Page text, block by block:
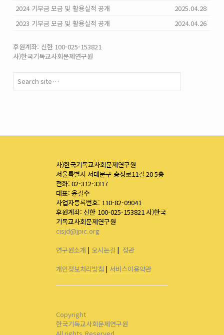
2024 기부금 모금 및 활용실적 공개
2025.04.28
2023 기부금 모금 및 활용실적 공개
2024.04.26
후원계좌: 신한 100-025-153821
사)한국기독교사회문제연구원
사)한국기독교사회문제연구원
서울특별시 서대문구 충정로11길 20 5층
전화: 02-312-3317
대표: 윤길수
사업자등록번호: 110-82-09041
후원계좌: 신한 100-025-153821 사)한국
기독교사회문제연구원
cisjd@jpic.org
연구원소개 | 오시는길 | 정관
개인정보처리방침 | 서비스이용약관
Copyright
한국기독교사회문제연구원
All rights Reserved.